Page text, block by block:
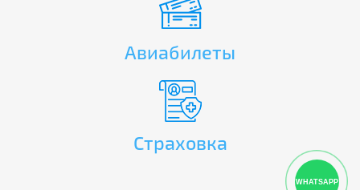
Авиабилеты
Страховка
WHATSAPP